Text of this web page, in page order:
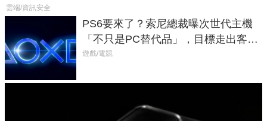
雲端/資訊安全
PS6要來了？索尼總裁曝次世代主機
「不只是PC替代品」，目標走出客
廳、進軍電競桌面
遊戲/電競